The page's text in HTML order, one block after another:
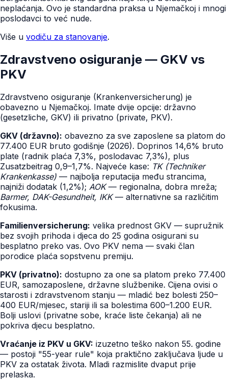
neplaćanja. Ovo je standardna praksa u Njemačkoj i mnogi
poslodavci to već nude.
Više u vodiču za stanovanje.
Zdravstveno osiguranje — GKV vs
PKV
Zdravstveno osiguranje (Krankenversicherung) je
obavezno u Njemačkoj. Imate dvije opcije: državno
(gesetzliche, GKV) ili privatno (private, PKV).
GKV (državno): obavezno za sve zaposlene sa platom do
77.400 EUR bruto godišnje (2026). Doprinos 14,6% bruto
plate (radnik plaća 7,3%, poslodavac 7,3%), plus
Zusatzbeitrag 0,9–1,7%. Najveće kase: TK (Techniker
Krankenkasse) — najbolja reputacija među strancima,
najniži dodatak (1,2%); AOK— regionalna, dobra mreža;
Barmer, DAK-Gesundheit, IKK— alternativne sa različitim
fokusima.
Familienversicherung: velika prednost GKV — supružnik
bez svojih prihoda i djeca do 25 godina osigurani su
besplatno preko vas. Ovo PKV nema — svaki član
porodice plaća sopstvenu premiju.
PKV (privatno): dostupno za one sa platom preko 77.400
EUR, samozaposlene, državne službenike. Cijena ovisi o
starosti i zdravstvenom stanju — mladić bez bolesti 250–
400 EUR/mjesec, stariji ili sa bolestima 600–1.200 EUR.
Bolji uslovi (privatne sobe, kraće liste čekanja) ali ne
pokriva djecu besplatno.
Vraćanje iz PKV u GKV: izuzetno teško nakon 55. godine
— postoji "55-year rule" koja praktično zaključava ljude u
PKV za ostatak života. Mladi razmislite dvaput prije
prelaska.